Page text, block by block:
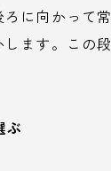
に向かって
ます。この
ぶ